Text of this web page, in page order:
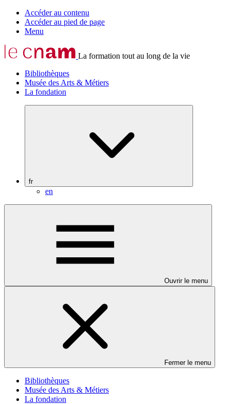
Accéder au contenu
Accéder au pied de page
Menu
La formation tout au long de la vie
Bibliothèques
Musée des Arts & Métiers
La fondation
fr
en
Ouvrir le menu
Fermer le menu
Bibliothèques
Musée des Arts & Métiers
La fondation